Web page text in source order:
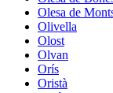
Olesa de
Olivella
Olost
Olvan
Orís
Oristà